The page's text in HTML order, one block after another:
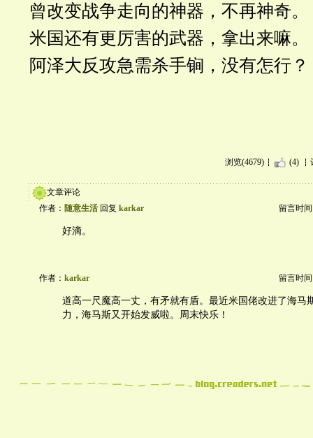
曾改变战争走向的神器，不再神奇。
米国还有更厉害的武器，拿出来嘛。
阿泽大反攻急需杀手锏，没有怎行？
浏览(4679) (4)
文章评论
作者： 随意生活 回复 karkar 留言时间
好滴。
作者： karkar 留言时间
道高一尺魔高一丈，有矛就有盾。最近米国佬改进了海马
力，海马斯又开始发威啦。周末快乐！